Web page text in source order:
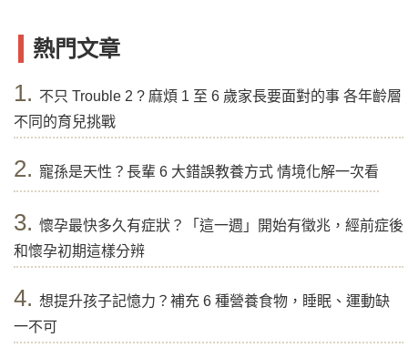
熱門文章
1. 不只 Trouble 2 ? 麻煩 1 至 6 歲家長要面對的事 各年齡層
不同的育兒挑戰
2. 寵孫是天性？長輩 6 大錯誤教養方式 情境化解一次看
3. 懷孕最快多久有症狀？「這一週」開始有徵兆，經前症後
和懷孕初期這樣分辨
4. 想提升孩子記憶力？補充 6 種營養食物，睡眠、運動缺
一不可